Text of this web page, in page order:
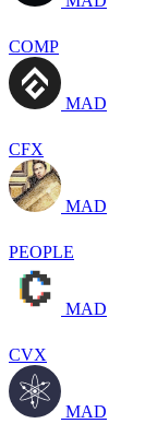
COMP
MAD
CFX
MAD
PEOPLE
MAD
CVX
MAD